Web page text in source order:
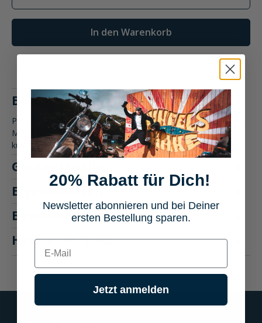
In den Warenkorb
Beschreibung
Produktbeschreibung: Held Taskala Adventurehandschuh kurz
Motorradbekleidung Der Held Taskala Adventurehandschuh
kurz biete…Mehr
Größentabelle
Eigenschaften
Bewertungen
1
Hersteller "Held"
20% Rabatt für Dich!
Newsletter abonnieren und bei Deiner
ersten Bestellung sparen.
E-mail
Jetzt anmelden